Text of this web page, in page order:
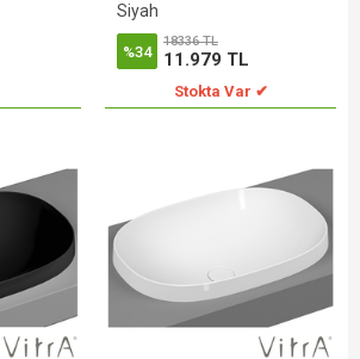
Siyah
%34
18336 TL
11.979 TL
Stokta Var ✔